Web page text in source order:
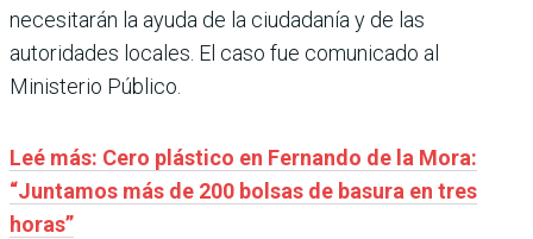
necesitarán la ayuda de la ciudadanía y de las
autoridades locales. El caso fue comunicado al
Ministerio Público.
Leé más: Cero plástico en Fernando de la Mora:
“Juntamos más de 200 bolsas de basura en tres
horas”